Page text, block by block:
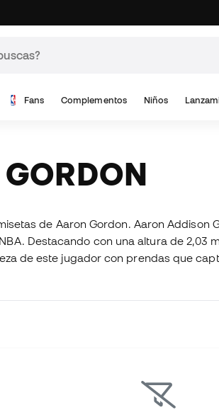
Fans Complementos Niños
GORDON
de Aaron Gordon. Aaron
Destacando con una altura de 2,03
de este jugador con prendas que